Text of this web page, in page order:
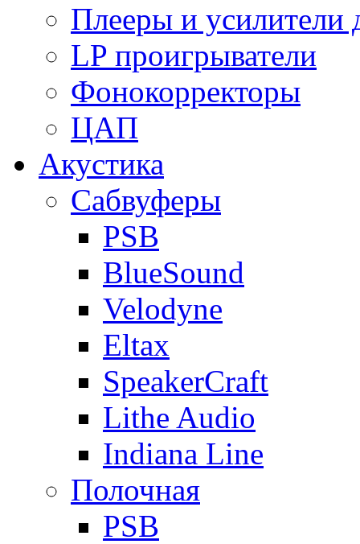
Плееры и усилители
LP проигрыватели
Фонокорректоры
ЦАП
Акустика
Сабвуферы
PSB
BlueSound
Velodyne
Eltax
SpeakerCraft
Lithe Audio
Indiana Line
Полочная
PSB